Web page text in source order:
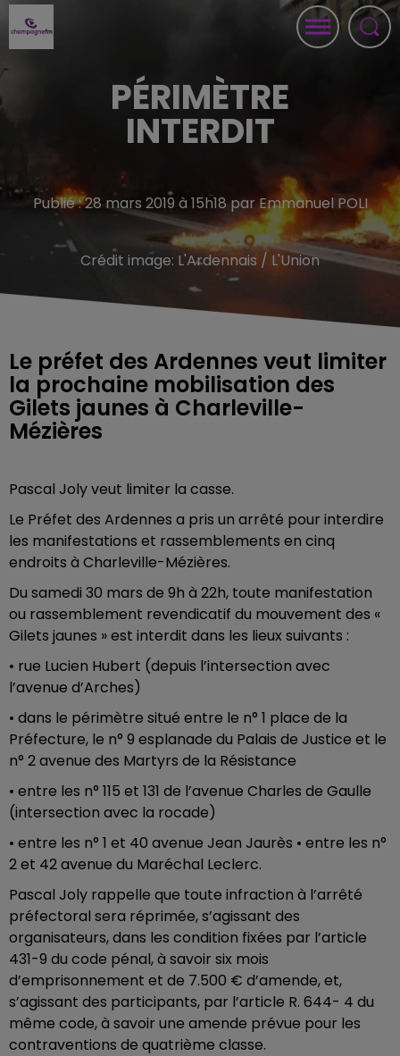
PÉRIMÈTRE
INTERDIT
Publié : 28 mars 2019 à 15h18 par Emmanuel POLI
Crédit image: L'Ardennais / L'Union
Le préfet des Ardennes veut limiter
la prochaine mobilisation des
Gilets jaunes à Charleville-
Mézières
Pascal Joly veut limiter la casse.
Le Préfet des Ardennes a pris un arrêté pour interdire
les manifestations et rassemblements en cinq
endroits à Charleville-Mézières.
Du samedi 30 mars de 9h à 22h, toute manifestation
ou rassemblement revendicatif du mouvement des «
Gilets jaunes » est interdit dans les lieux suivants :
• rue Lucien Hubert (depuis l’intersection avec
l’avenue d’Arches)
• dans le périmètre situé entre le n° 1 place de la
Préfecture, le n° 9 esplanade du Palais de Justice et le
n° 2 avenue des Martyrs de la Résistance
• entre les n° 115 et 131 de l’avenue Charles de Gaulle
(intersection avec la rocade)
• entre les n° 1 et 40 avenue Jean Jaurès • entre les n°
2 et 42 avenue du Maréchal Leclerc.
Pascal Joly rappelle que toute infraction à l’arrêté
préfectoral sera réprimée, s’agissant des
organisateurs, dans les condition fixées par l’article
431-9 du code pénal, à savoir six mois
d’emprisonnement et de 7.500 € d’amende, et,
s’agissant des participants, par l’article R. 644- 4 du
même code, à savoir une amende prévue pour les
contraventions de quatrième classe.